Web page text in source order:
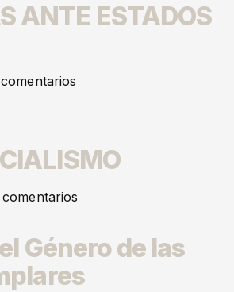
ANTE ESTADOS
Género de las